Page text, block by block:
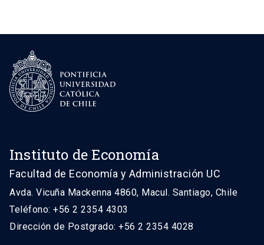
Instituto de Economía
Facultad de Economía y Administración UC
Avda. Vicuña Mackenna 4860, Macul. Santiago, Chile
Teléfono: +56 2 2354 4303
Dirección de Postgrado: +56 2 2354 4028